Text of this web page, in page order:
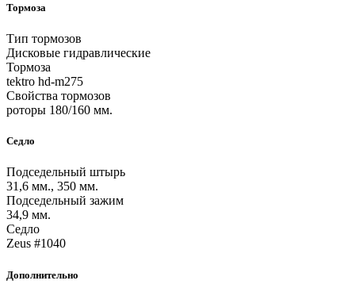
Тормоза
Тип тормозов
Дисковые гидравлические
Тормоза
tektro hd-m275
Свойства тормозов
роторы 180/160 мм.
Седло
Подседельный штырь
31,6 мм., 350 мм.
Подседельный зажим
34,9 мм.
Седло
Zeus #1040
Дополнительно